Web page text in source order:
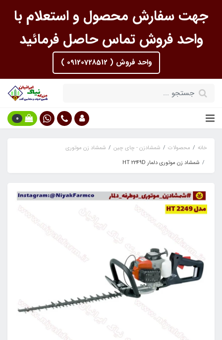
جهت سفارش محصول و استعلام با
واحد فروش تماس حاصل فرمائید
واحد فروش ( 09120728512 )
0
خانه محصولات شمشادزن - چای چین
شمشاد زن موتوری
شمشاد زن موتوری دلمار HT 2249D